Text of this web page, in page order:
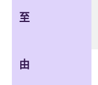
至
由